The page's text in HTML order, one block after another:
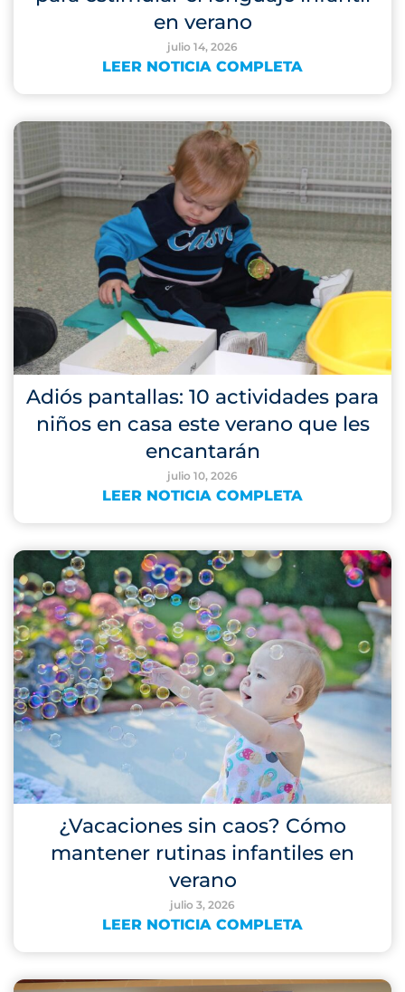
en verano
julio 14, 2026
LEER NOTICIA COMPLETA
Adiós pantallas: 10 actividades para
niños en casa este verano que les
encantarán
julio 10, 2026
LEER NOTICIA COMPLETA
¿Vacaciones sin caos? Cómo
mantener rutinas infantiles en
verano
julio 3, 2026
LEER NOTICIA COMPLETA